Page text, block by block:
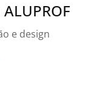
ALUPROF
e design